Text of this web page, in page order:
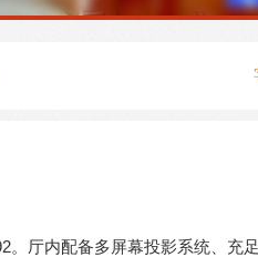
厅内配备多屏幕投影系统、充